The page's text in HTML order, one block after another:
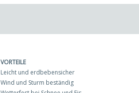
VORTEILE
Leicht und erdbebensicher
Wind und Sturm beständig